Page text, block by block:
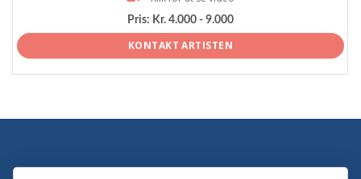
Pris: Kr. 4.000 - 9.000
KONTAKT ARTISTEN